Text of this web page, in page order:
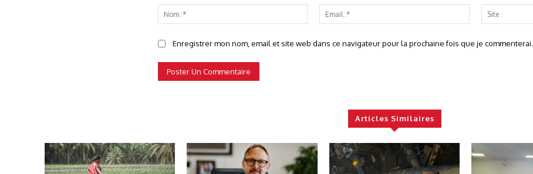
:*
Email
:*
Enregistrer mon nom, email et site web dans ce navigateur pour la prochaine fois que je commenterai.
Articles Similaires